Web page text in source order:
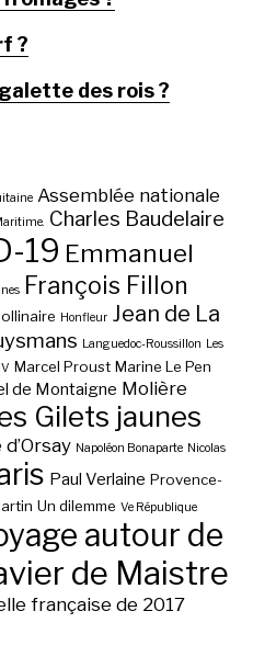
?
des rois ?
Assemblée nationale
Charles Baudelaire
19 Emmanuel
François Fillon
Honfleur Jean de La
Languedoc-Roussillon Les
Marcel Proust Marine Le Pen
de Montaigne Molière
Gilets jaunes
Napoléon Bonaparte Nicolas
Paul Verlaine Provence-
Un dilemme Ve République
autour de
de Maistre
française de 2017